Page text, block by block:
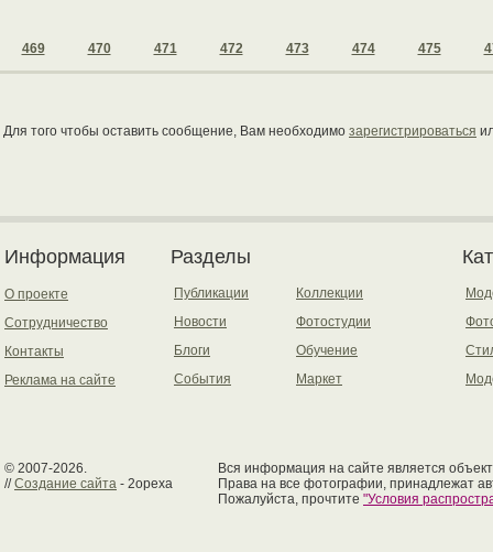
469 470 471 472 473 474 475
Для того чтобы оставить сообщение, Вам необходимо зарегистрироваться
Информация
О проекте
Сотрудничество
Контакты
Реклама на сайте
Разделы
Публикации
Новости
Блоги
События
Коллекции
Фотостудии
Обучение
Маркет
© 2007-2026.
//Создание сайта - 2opexa
Вся информация на сайте является
Права на все фотографии, принадлежат
Пожалуйста, прочтите "Условия